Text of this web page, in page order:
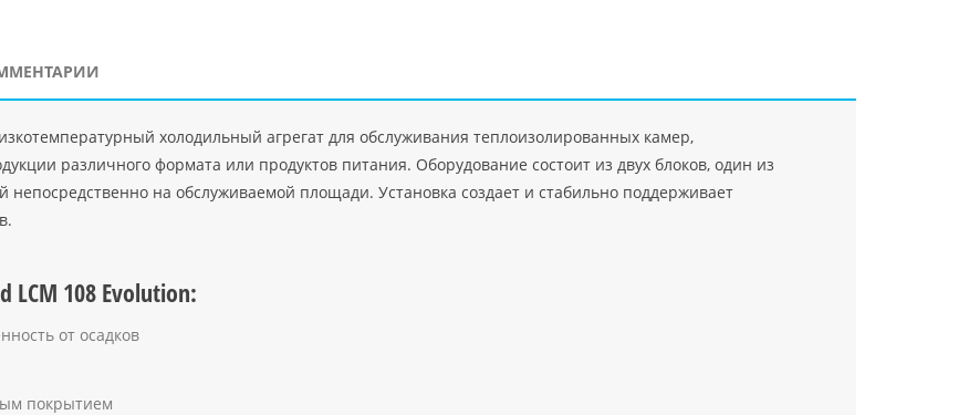
холодильный агрегат для обслуживания теплоизолированных камер,
различного формата или продуктов питания. Оборудование состоит из двух блоков, один из
непосредственно на обслуживаемой площади. Установка создает и стабильно поддерживает
108 Evolution:
от осадков
покрытием